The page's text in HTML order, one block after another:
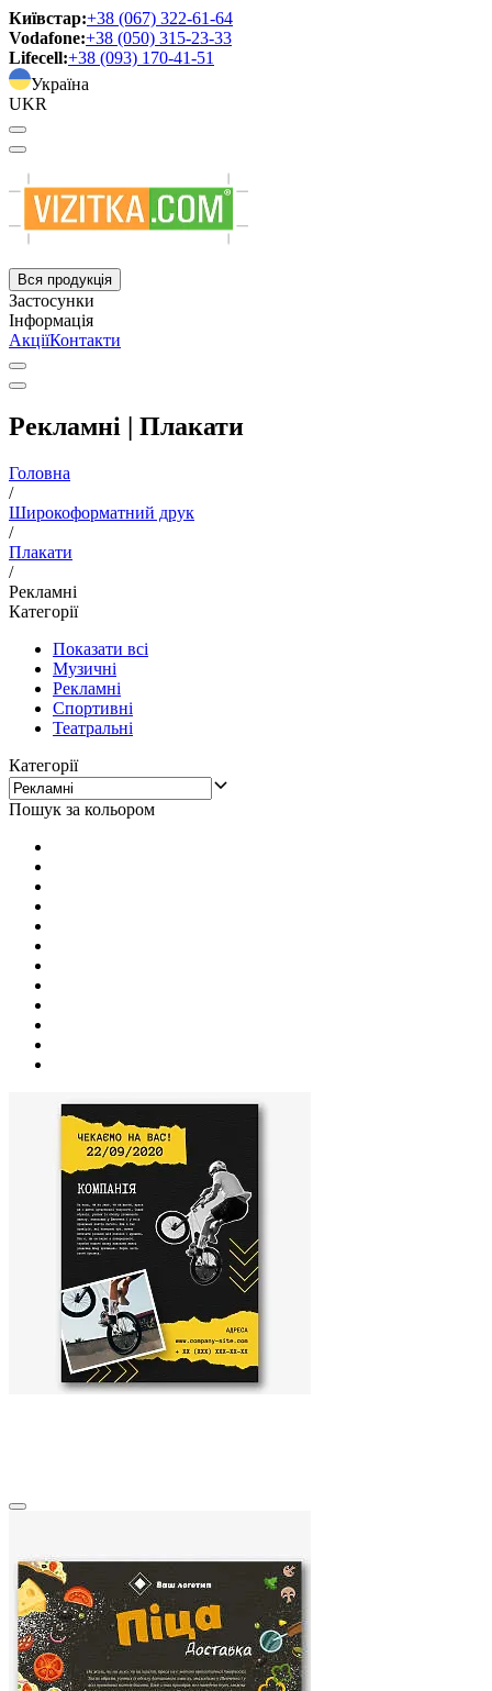
Київстар:+38 (067) 322-61-64
Vodafone:+38 (050) 315-23-33
Lifecell:+38 (093) 170-41-51
Україна
UKR
Вся продукція
Застосунки
Інформація
АкціїКонтакти
Рекламні | Плакати
Головна
/
Широкоформатний друк
/
Плакати
/
Рекламні
Категорії
Показати всі
Музичні
Рекламні
Спортивні
Театральні
Категорії
Пошук за кольором